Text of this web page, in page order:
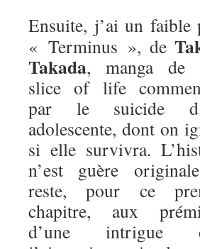
Ensuite, j’ai un faible
« Terminus », de
Takada, manga de
slice of life
par le suicide
adolescente, dont on
si elle survivra.
n’est guère
reste, pour ce
chapitre, aux
d’une intrigue